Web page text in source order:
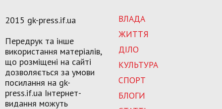
ВЛАДА
ЖИТТЯ
ДІЛО
КУЛЬТУРА
СПОРТ
БЛОГИ
2015 gk-press.if.ua
Передрук та інше
використання матеріалів,
що розміщені на сайті
дозволяється за умови
посилання на gk-
press.if.ua Інтернет-
видання можуть